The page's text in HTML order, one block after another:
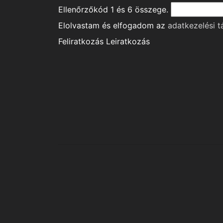
Ellenőrzőkód 1 és 6 összege.
Elolvastam és elfogadom az adatkezelési
Feliratkozás Leiratkozás